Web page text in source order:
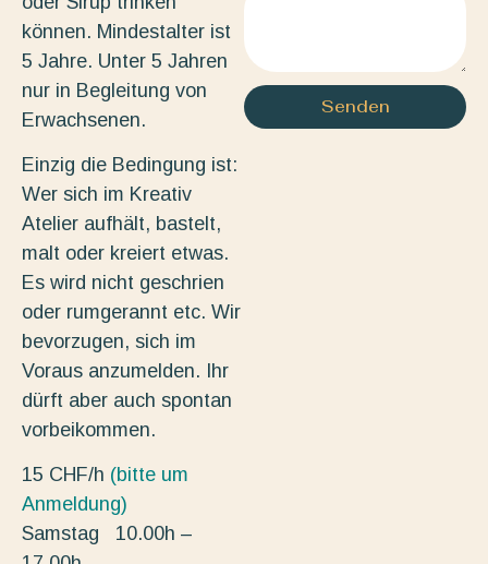
können. Mindestalter ist
5 Jahre. Unter 5 Jahren
nur in Begleitung von
Erwachsenen.
Einzig die Bedingung ist:
Wer sich im Kreativ
Atelier aufhält, bastelt,
malt oder kreiert etwas.
Es wird nicht geschrien
oder rumgerannt etc. Wir
bevorzugen, sich im
Voraus anzumelden. Ihr
dürft aber auch spontan
vorbeikommen.
15 CHF/h (bitte um
Anmeldung)
Samstag 10.00h –
Senden